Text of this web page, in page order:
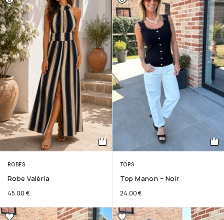
ROBES
Robe Valéria
45.00 €
TOPS
Top Manon – Noir
24.00€